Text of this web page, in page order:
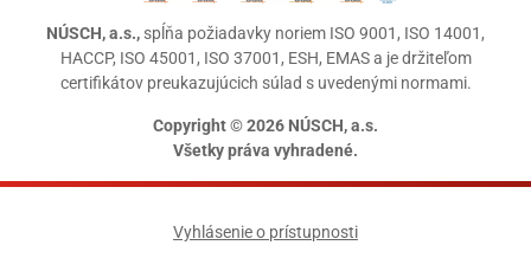
NÚSCH, a.s., spĺňa požiadavky noriem ISO 9001, ISO 14001,
HACCP, ISO 45001, ISO 37001, ESH, EMAS a je držiteľom
certifikátov preukazujúcich súlad s uvedenými normami.
Copyright © 2026 NÚSCH, a.s.
Všetky práva vyhradené.
Vyhlásenie o prístupnosti